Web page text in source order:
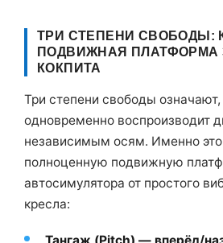
ТРИ СТЕПЕНИ СВОБОДЫ:
ПОДВИЖНАЯ ПЛАТФОРМА
КОКПИТА
Три степени свободы
одновременно воспроизводит
независимым осям. Именно это
полноценную подвижную
автосимулятора от простого
кресла:
Тангаж (Pitch) — вперёд/